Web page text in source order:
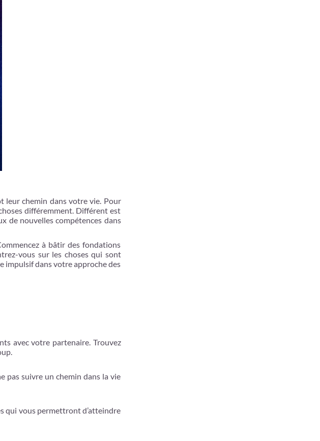
leur chemin dans votre vie. Pour
différemment. Différent est
de nouvelles compétences dans
à bâtir des fondations
vous sur les choses qui sont
impulsif dans votre approche des
avec votre partenaire. Trouvez
pas suivre un chemin dans la vie
qui vous permettront d’atteindre